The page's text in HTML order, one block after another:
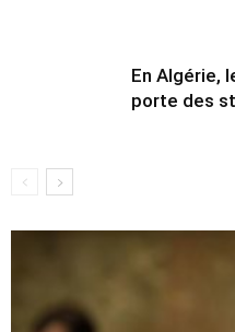
En Algérie,
porte des